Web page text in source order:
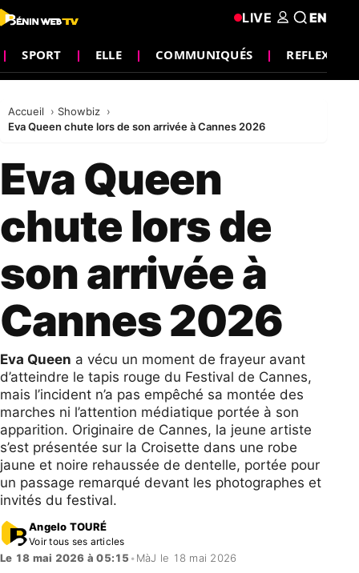
SPORT ELLE COMMUNIQUÉS REFLEXION
LIVE EN
Accueil
Showbiz
Eva Queen chute lors de son arrivée à Cannes 2026
Eva Queen
chute lors de
son arrivée à
Cannes 2026
Eva Queen a vécu un moment de frayeur avant
d’atteindre le tapis rouge du Festival de Cannes,
mais l’incident n’a pas empêché sa montée des
marches ni l’attention médiatique portée à son
apparition. Originaire de Cannes, la jeune artiste
s’est présentée sur la Croisette dans une robe
jaune et noire rehaussée de dentelle, portée pour
un passage remarqué devant les photographes et
invités du festival.
Angelo TOURÉ
Voir tous ses articles
Le 18 mai 2026 à 05:15 • MàJ le 18 mai 2026